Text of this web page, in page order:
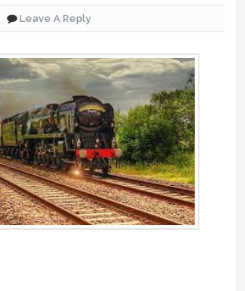
Leave A Reply